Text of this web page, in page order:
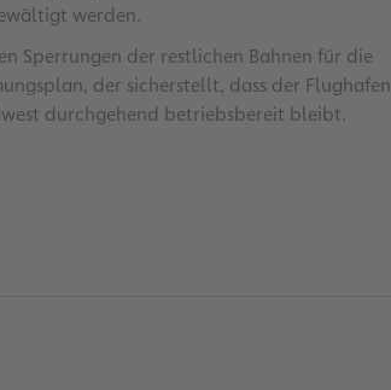
werden.
Sperrungen der restlichen Bahnen für die
der sicherstellt, dass der Flughafen
durchgehend betriebsbereit bleibt.